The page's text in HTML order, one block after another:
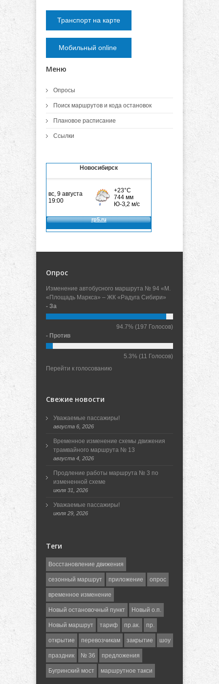
Транспорт на карте
Мобильный online
Меню
Опросы
Поиск маршрутов и кода остановок
Плановое расписание
Ссылки
Новосибирск
Опрос
Изменение автобусного маршрута № 94 «М.
«Площадь Маркса» – ЖК «Радуга Сибири»
- За
94.7% (197 Голосов)
- Против
5.3% (11 Голосов)
Перейти к голосованию
Свежие новости
Уважаемые пассажиры!
августа 6, 2026
Временное изменение схемы движения
трамвайного маршрута № 13
августа 4, 2026
Продление работы маршрута № 3 по
измененной схеме
июля 31, 2026
Уважаемые пассажиры!
июля 29, 2026
Теги
Восстановление движения
сезонный маршрут приложение опрос
временное изменение
Новый остановочный пункт Новый о.п.
Новый маршрут тариф пр.ак. пр.
открытие перевозчикам закрытие шоу
праздник № 36 предложения
Бугринский мост маршрутное такси